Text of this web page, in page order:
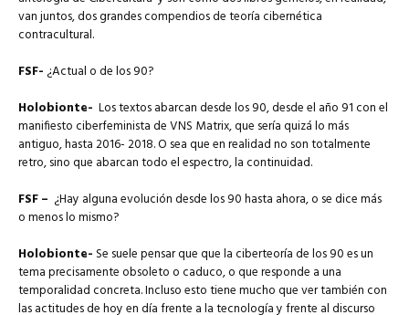
van juntos, dos grandes compendios de teoría cibernética
contracultural.
FSF- ¿Actual o de los 90?
Holobionte- Los textos abarcan desde los 90, desde el año 91 con el
manifiesto ciberfeminista de VNS Matrix, que sería quizá lo más
antiguo, hasta 2016- 2018. O sea que en realidad no son totalmente
retro, sino que abarcan todo el espectro, la continuidad.
FSF – ¿Hay alguna evolución desde los 90 hasta ahora, o se dice más
o menos lo mismo?
Holobionte- Se suele pensar que que la ciberteoría de los 90 es un
tema precisamente obsoleto o caduco, o que responde a una
temporalidad concreta. Incluso esto tiene mucho que ver también con
las actitudes de hoy en día frente a la tecnología y frente al discurso